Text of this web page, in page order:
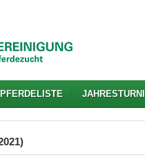
PFERDELISTE